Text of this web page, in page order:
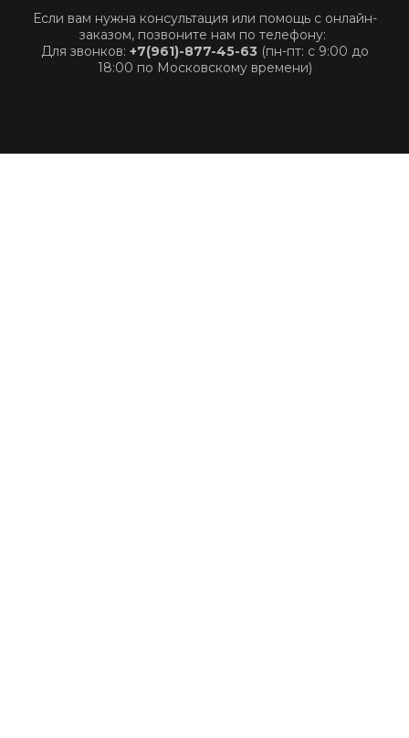
Если вам нужна консультация или помощь с онлайн-
заказом, позвоните нам по телефону:
Для звонков: +7(961)-877-45-63 (пн-пт: с 9:00 до
18:00 по Московскому времени)